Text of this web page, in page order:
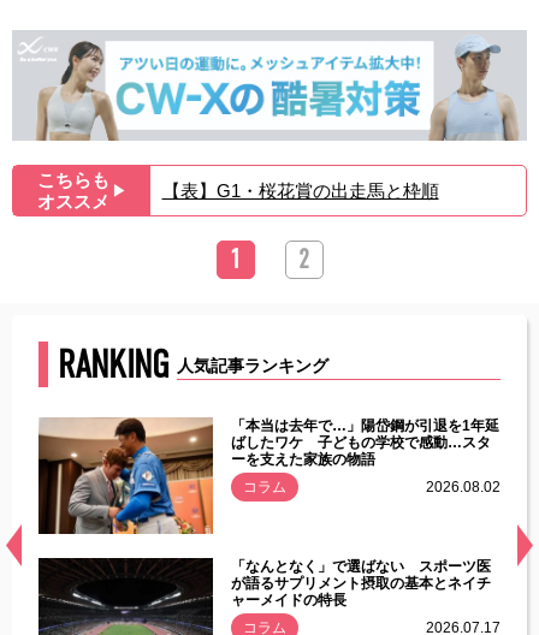
こちらも
オススメ ▶︎ 【表】G1・桜花賞の出走馬と枠順
1 2
RANKING 人気記事ランキング
常
「本当は去年で…」陽岱鋼が引退を1年延
ばしたワケ 子どもの学校で感動…スタ
ーを支えた家族の物語
コラム
2026.08.02
「なんとなく」で選ばない スポーツ医
が語るサプリメント摂取の基本とネイチ
ャーメイドの特長
コラム
2026.07.17